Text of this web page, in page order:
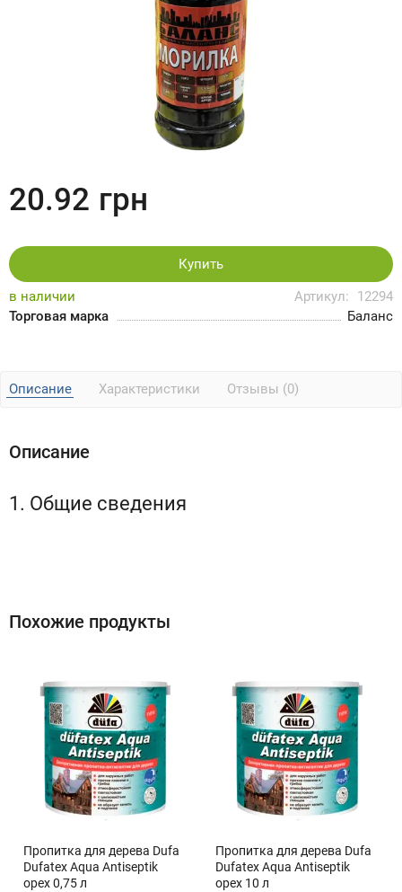
в наличии Артикул:
12294
Торговая марка
Баланс
20.92 грн
Купить
Описание Характеристики Отзывы (0)
Описание
1. Общие сведения
Похожие продукты
Пропитка для дерева Dufa
Dufatex Aqua Antiseptik
орех 0,75 л
Пропитка для дерева Dufa
Dufatex Aqua Antiseptik
орех 10 л